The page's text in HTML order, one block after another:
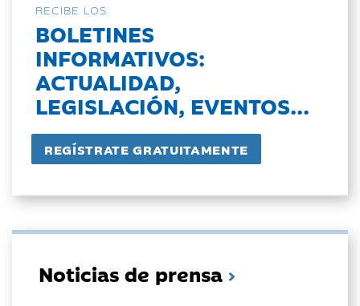
RECIBE LOS
BOLETINES
INFORMATIVOS:
ACTUALIDAD,
LEGISLACIÓN, EVENTOS...
Noticias de prensa